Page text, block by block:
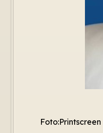
Foto:Printscreen